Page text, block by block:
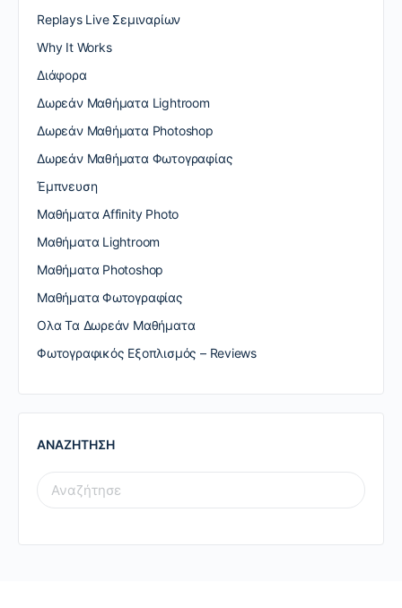
Replays Live Σεμιναρίων
Why It Works
Διάφορα
Δωρεάν Μαθήματα Lightroom
Δωρεάν Μαθήματα Photoshop
Δωρεάν Μαθήματα Φωτογραφίας
Έμπνευση
Μαθήματα Affinity Photo
Μαθήματα Lightroom
Μαθήματα Photoshop
Μαθήματα Φωτογραφίας
Ολα Τα Δωρεάν Μαθήματα
Φωτογραφικός Εξοπλισμός – Reviews
ΑΝΑΖΗΤΗΣΗ
SEARCH
FOR: